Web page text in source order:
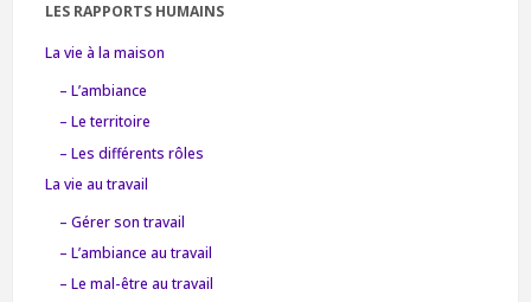
LES RAPPORTS HUMAINS
La vie à la maison
– L’ambiance
– Le territoire
– Les différents rôles
La vie au travail
– Gérer son travail
– L’ambiance au travail
– Le mal-être au travail